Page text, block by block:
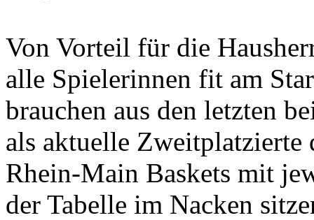
Von Vorteil für die
alle Spielerinnen fit am
brauchen aus den letzten
als aktuelle Zweitplatzierte
Rhein-Main Baskets mit
der Tabelle im Nacken